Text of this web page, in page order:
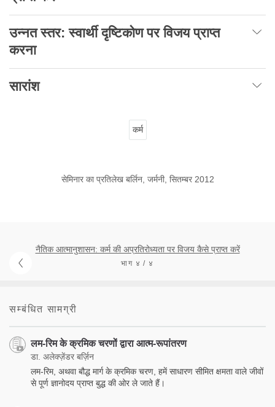
उन्नत स्तर: स्वार्थी दृष्टिकोण पर विजय प्राप्त
करना
सारांश
कर्म
सेमिनार का प्रतिलेख बर्लिन, जर्मनी, सितम्बर 2012
नैतिक आत्मानुशासन: कर्म की अप्रतिरोध्यता पर विजय कैसे प्राप्त करें
भाग ४ / ४
सम्बंधित सामग्री
लम-रिम के क्रमिक चरणों द्वारा आत्म-रूपांतरण
डा. अलेक्ज़ेंडर बर्ज़िन
लम-रिम, अथवा बौद्ध मार्ग के क्रमिक चरण, हमें साधारण सीमित क्षमता वाले जीवों
से पूर्ण ज्ञानोदय प्राप्त बुद्ध की ओर ले जाते हैं।